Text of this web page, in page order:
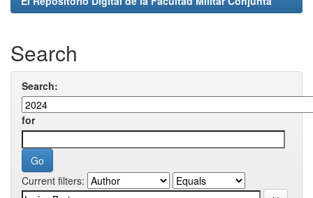
Search
Search:
for
Current filters: